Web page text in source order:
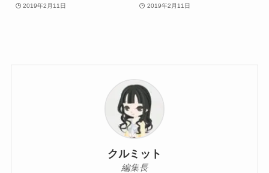
2019年2月11日 2019年2月11日
クルミット
編集長